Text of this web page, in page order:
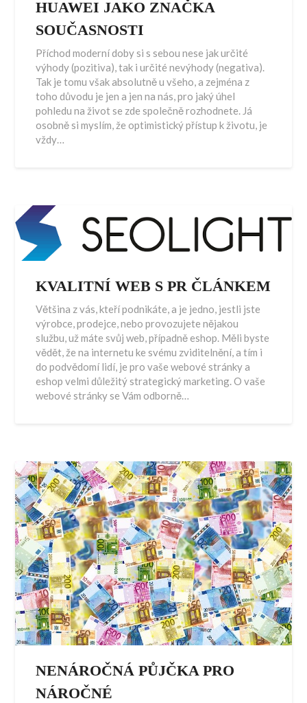
HUAWEI JAKO ZNAČKA
SOUČASNOSTI
Příchod moderní doby si s sebou nese jak určité
výhody (pozitiva), tak i určité nevýhody (negativa).
Tak je tomu však absolutně u všeho, a zejména z
toho důvodu je jen a jen na nás, pro jaký úhel
pohledu na život se zde společně rozhodnete. Já
osobně si myslím, že optimistický přístup k životu, je
vždy…
KVALITNÍ WEB S PR ČLÁNKEM
Většina z vás, kteří podnikáte, a je jedno, jestli jste
výrobce, prodejce, nebo provozujete nějakou
službu, už máte svůj web, případně eshop. Měli byste
vědět, že na internetu ke svému zviditelnění, a tím i
do podvědomí lidí, je pro vaše webové stránky a
eshop velmi důležitý strategický marketing. O vaše
webové stránky se Vám odborně…
NENÁROČNÁ PŮJČKA PRO
NÁROČNÉ